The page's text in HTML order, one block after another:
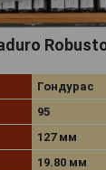
Гондурас
95
127 мм
19.80 мм